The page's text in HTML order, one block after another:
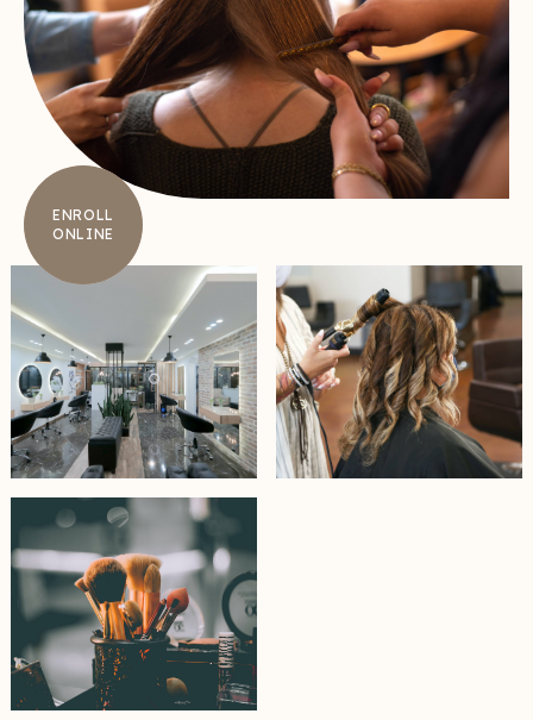
ENROLL
ONLINE